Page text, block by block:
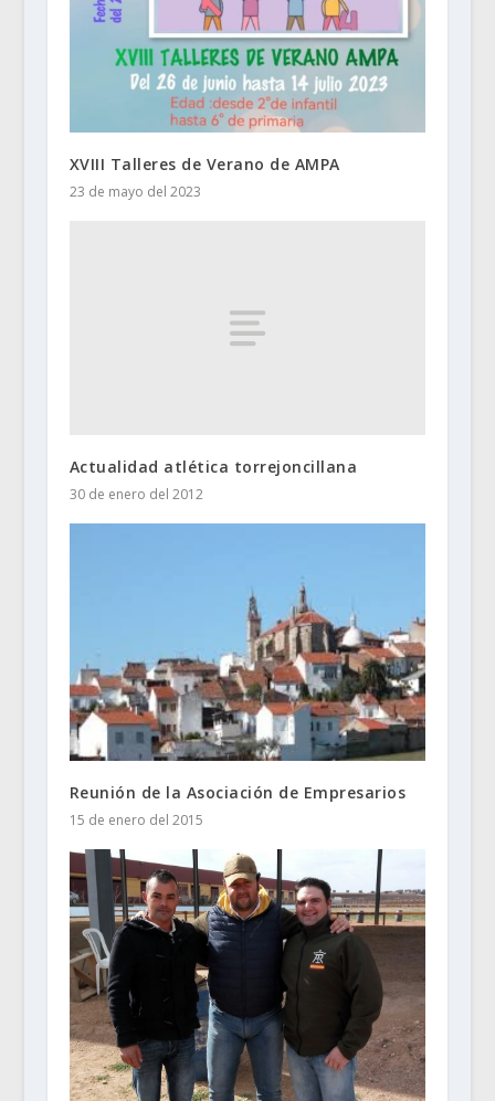
XVIII Talleres de Verano de AMPA
23 de mayo del 2023
Actualidad atlética torrejoncillana
30 de enero del 2012
Reunión de la Asociación de Empresarios
15 de enero del 2015